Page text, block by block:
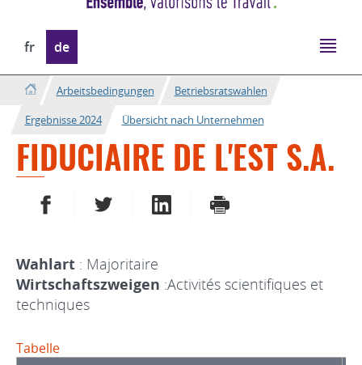
Sprache
wechseln
fr de
Arbeitsbedingungen
Betriebsratswahlen
Ergebnisse 2024
Übersicht nach Unternehmen
FIDUCIAIRE DE L'EST S.A.
AUF FACEBOOK TEILENAUF TWITTER TEILENAUF LINKEDIN TEILEN
DRUCKEN
Wahlart : Majoritaire
Wirtschaftszweigen :Activités scientifiques et
techniques
Tabelle